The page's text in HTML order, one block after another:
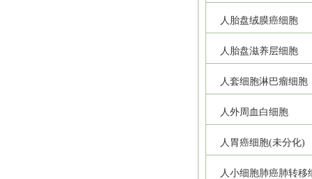
人胎盘绒膜癌细胞
人胎盘滋养层细胞
人套细胞淋巴瘤细胞
人外周血白细胞
人胃癌细胞(未分化)
人小细胞肺癌肺转移